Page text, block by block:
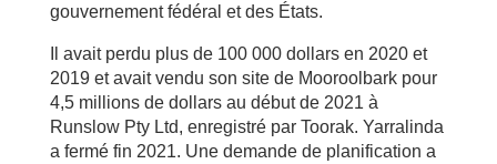
gouvernement fédéral et des États.
Il avait perdu plus de 100 000 dollars en 2020 et
2019 et avait vendu son site de Mooroolbark pour
4,5 millions de dollars au début de 2021 à
Runslow Pty Ltd, enregistré par Toorak. Yarralinda
a fermé fin 2021. Une demande de planification a